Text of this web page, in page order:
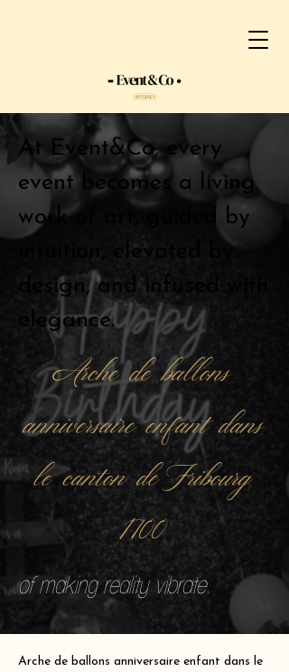
At Event&Co, every
event becomes a living
work of art, guided by
intuition, elevated by
design, and infused with
elegance.
Arche de ballons
anniversaire enfant dans
le canton de Fribourg
1700
of making reality vibrate.
Arche de ballons anniversaire enfant dans le